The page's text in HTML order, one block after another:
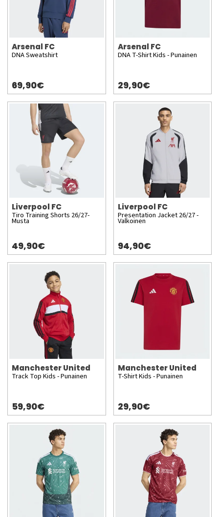
Arsenal FC
DNA Sweatshirt
69,90€
Arsenal FC
DNA T-Shirt Kids - Punainen
29,90€
Liverpool FC
Tiro Training Shorts 26/27-
Musta
49,90€
Liverpool FC
Presentation Jacket 26/27 -
Valkoinen
94,90€
Manchester United
Track Top Kids - Punainen
59,90€
Manchester United
T-Shirt Kids - Punainen
29,90€